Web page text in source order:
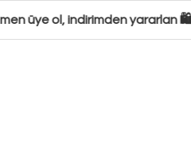
ol, indirimden yararlan 🛍️